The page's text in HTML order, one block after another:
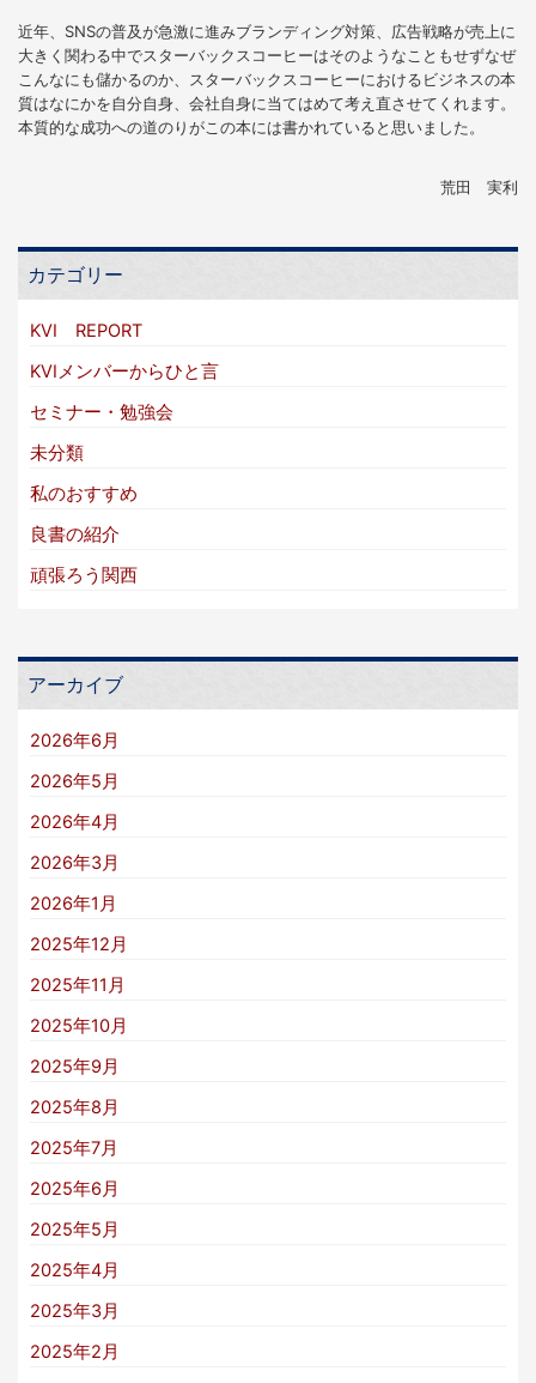
近年、SNSの普及が急激に進みブランディング対策、広告戦略が売上に
大きく関わる中でスターバックスコーヒーはそのようなこともせずなぜ
こんなにも儲かるのか、スターバックスコーヒーにおけるビジネスの本
質はなにかを自分自身、会社自身に当てはめて考え直させてくれます。
本質的な成功への道のりがこの本には書かれていると思いました。
荒田 実利
カテゴリー
KVI REPORT
KVIメンバーからひと言
セミナー・勉強会
未分類
私のおすすめ
良書の紹介
頑張ろう関西
アーカイブ
2026年6月
2026年5月
2026年4月
2026年3月
2026年1月
2025年12月
2025年11月
2025年10月
2025年9月
2025年8月
2025年7月
2025年6月
2025年5月
2025年4月
2025年3月
2025年2月